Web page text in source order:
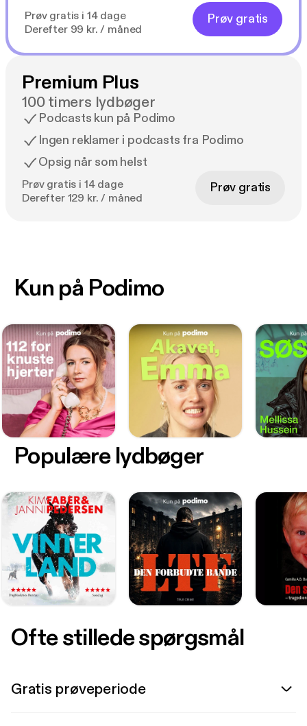
Prøv gratis i 14 dage
Derefter 99 kr. / måned
Prøv gratis
Premium Plus
100 timers lydbøger
Podcasts kun på Podimo
Ingen reklamer i podcasts fra Podimo
Opsig når som helst
Prøv gratis i 14 dage
Derefter 129 kr. / måned
Prøv gratis
Kun på Podimo
Populære lydbøger
Ofte stillede spørgsmål
Gratis prøveperiode